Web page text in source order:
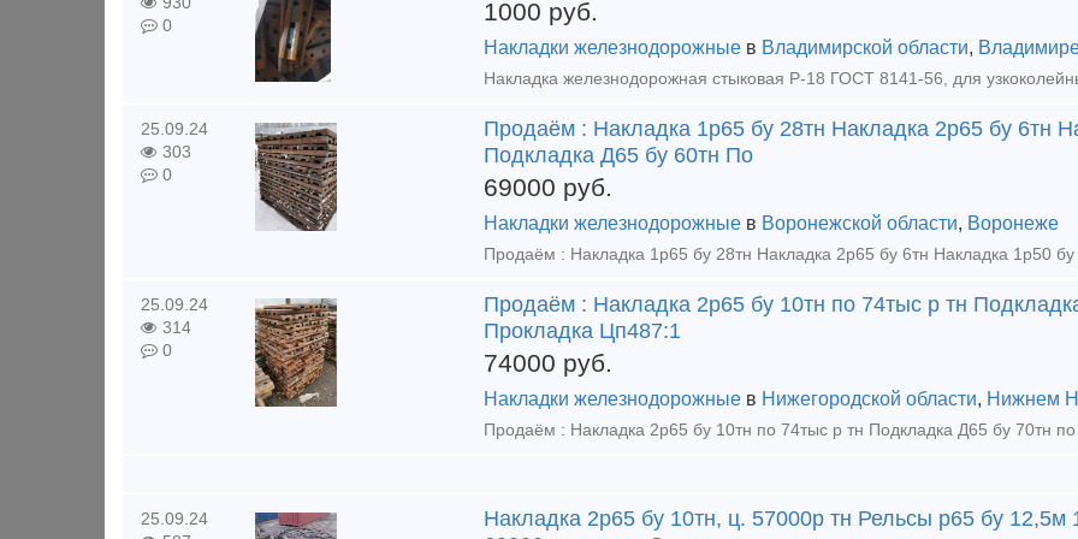
0
1000 руб.
Накладки железнодорожные в Владимирской области,
25.09.24
303
0
Продаём : Накладка 1р65 бу 28тн Накладка 2р65 бу 6тн
Подкладка Д65 бу 60тн По
69000 руб.
Накладки железнодорожные в Воронежской области, Воронеже
25.09.24
314
0
Продаём : Накладка 2р65 бу 10тн по 74тыс р тн
Прокладка Цп487:1
74000 руб.
Накладки железнодорожные в Нижегородской области, Нижнем
25.09.24
Накладка 2р65 бу 10тн, ц. 57000р тн Рельсы р65 бу 12,5м